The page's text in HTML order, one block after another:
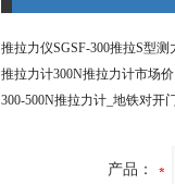
推拉力计300N推拉力计市场价
产品：